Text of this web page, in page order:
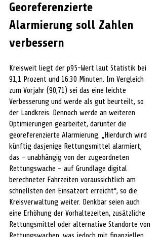
Georeferenzierte
Alarmierung soll Zahlen
verbessern
Kreisweit liegt der p95-Wert laut Statistik bei
91,1 Prozent und 16:30 Minuten. Im Vergleich
zum Vorjahr (90,71) sei das eine leichte
Verbesserung und werde als gut beurteilt, so
der Landkreis. Dennoch werde an weiteren
Optimierungen gearbeitet, darunter die
georeferenzierte Alarmierung. „Hierdurch wird
künftig dasjenige Rettungsmittel alarmiert,
das – unabhängig von der zugeordneten
Rettungswache – auf Grundlage digital
berechneter Fahrzeiten voraussichtlich am
schnellsten den Einsatzort erreicht“, so die
Kreisverwaltung weiter. Denkbar seien auch
eine Erhöhung der Vorhaltezeiten, zusätzliche
Rettungsmittel oder alternative Standorte von